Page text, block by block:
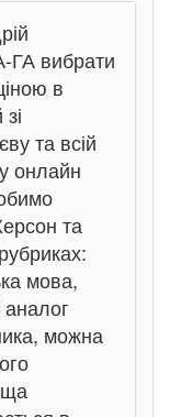
вибрати
в
та всій
онлайн
та
мова,
можна